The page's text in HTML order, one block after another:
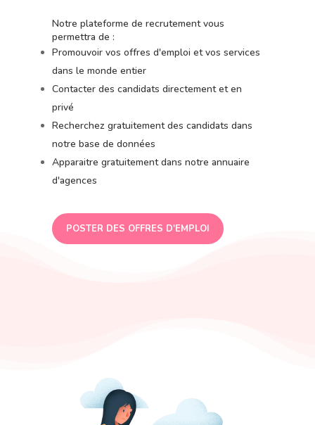
Notre plateforme de recrutement vous
permettra de :
Promouvoir vos offres d'emploi et vos services
dans le monde entier
Contacter des candidats directement et en
privé
Recherchez gratuitement des candidats dans
notre base de données
Apparaitre gratuitement dans notre annuaire
d'agences
POSTER DES OFFRES D'EMPLOI